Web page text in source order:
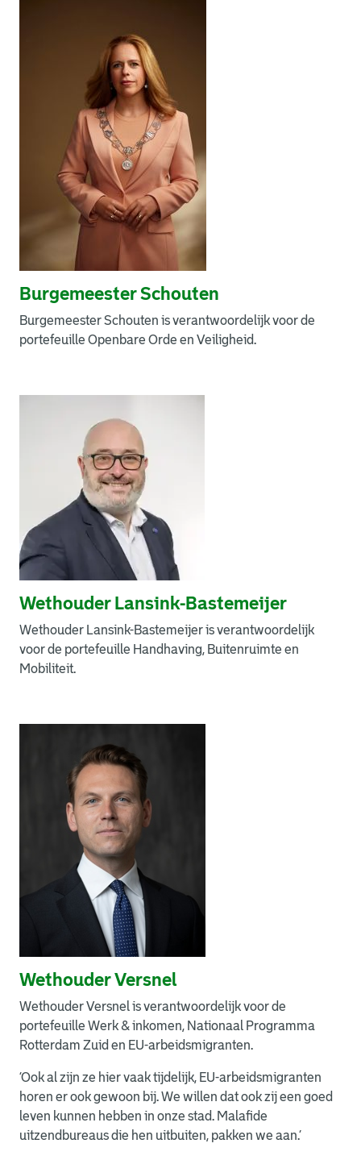
Burgemeester Schouten
Burgemeester Schouten is verantwoordelijk voor de
portefeuille Openbare Orde en Veiligheid.
Wethouder Lansink-Bastemeijer
Wethouder Lansink-Bastemeijer is verantwoordelijk
voor de portefeuille Handhaving, Buitenruimte en
Mobiliteit.
Wethouder Versnel
Wethouder Versnel is verantwoordelijk voor de
portefeuille Werk & inkomen, Nationaal Programma
Rotterdam Zuid en EU-arbeidsmigranten.
‘Ook al zijn ze hier vaak tijdelijk, EU-arbeidsmigranten
horen er ook gewoon bij. We willen dat ook zij een goed
leven kunnen hebben in onze stad. Malafide
uitzendbureaus die hen uitbuiten, pakken we aan.’